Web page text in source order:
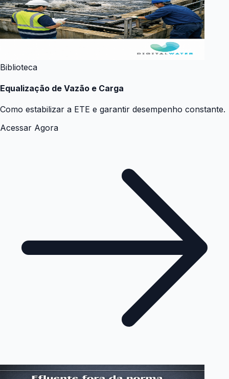
Biblioteca
Equalização de Vazão e Carga
Como estabilizar a ETE e garantir desempenho constante.
Acessar Agora